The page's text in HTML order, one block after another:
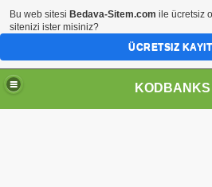
Bu web sitesi Bedava-Sitem.com ile ücretsiz
sitenizi ister misiniz?
ÜCRETSIZ